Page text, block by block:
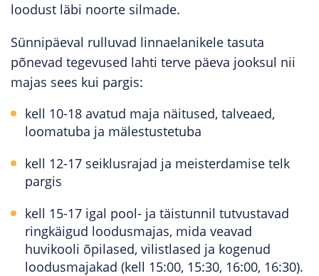
loodust läbi noorte silmade.
Sünnipäeval rulluvad linnaelanikele tasuta
põnevad tegevused lahti terve päeva jooksul nii
majas sees kui pargis:
kell 10-18 avatud maja näitused, talveaed,
loomatuba ja mälestustetuba
kell 12-17 seiklusrajad ja meisterdamise telk
pargis
kell 15-17 igal pool- ja täistunnil tutvustavad
ringkäigud loodusmajas, mida veavad
huvikooli õpilased, vilistlased ja kogenud
loodusmajakad (kell 15:00, 15:30, 16:00, 16:30).